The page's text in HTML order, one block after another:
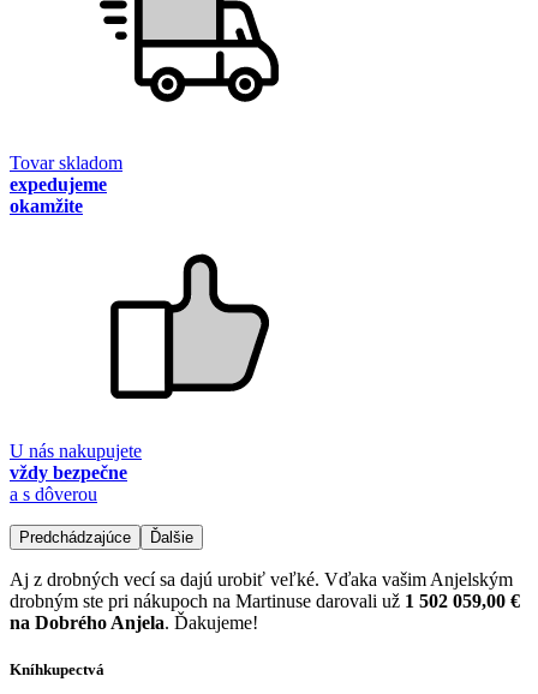
Tovar skladom
expedujeme
okamžite
U nás nakupujete
vždy bezpečne
a s dôverou
Predchádzajúce Ďalšie
Aj z drobných vecí sa dajú urobiť veľké. Vďaka vašim Anjelským
drobným ste pri nákupoch na Martinuse darovali už 1 502 059,00 €
na Dobrého Anjela. Ďakujeme!
Kníhkupectvá